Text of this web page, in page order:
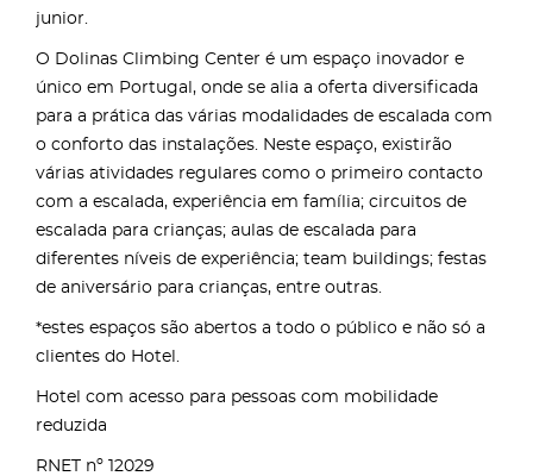
junior.
O Dolinas Climbing Center é um espaço inovador e
único em Portugal, onde se alia a oferta diversificada
para a prática das várias modalidades de escalada com
o conforto das instalações. Neste espaço, existirão
várias atividades regulares como o primeiro contacto
com a escalada, experiência em família; circuitos de
escalada para crianças; aulas de escalada para
diferentes níveis de experiência; team buildings; festas
de aniversário para crianças, entre outras.
*estes espaços são abertos a todo o público e não só a
clientes do Hotel.
Hotel com acesso para pessoas com mobilidade
reduzida
RNET nº 12029